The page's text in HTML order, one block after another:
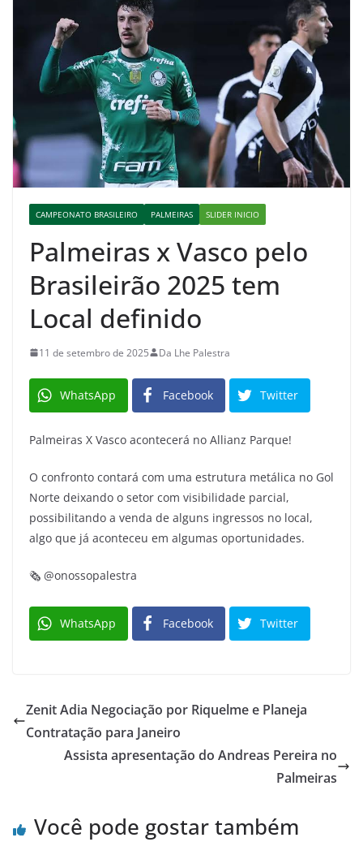
CAMPEONATO BRASILEIRO PALMEIRAS SLIDER INICIO
Palmeiras x Vasco pelo
Brasileirão 2025 tem
Local definido
11 de setembro de 2025 Da Lhe Palestra
WhatsApp Facebook Twitter
Palmeiras X Vasco acontecerá no Allianz Parque!
O confronto contará com uma estrutura metálica no Gol
Norte deixando o setor com visibilidade parcial,
possibilitando a venda de alguns ingressos no local,
algo que já aconteceu em algumas oportunidades.
🗞️ @onossopalestra
WhatsApp Facebook Twitter
Zenit Adia Negociação por Riquelme e Planeja
Contratação para Janeiro
Assista apresentação do Andreas Pereira no
Palmeiras
Você pode gostar também